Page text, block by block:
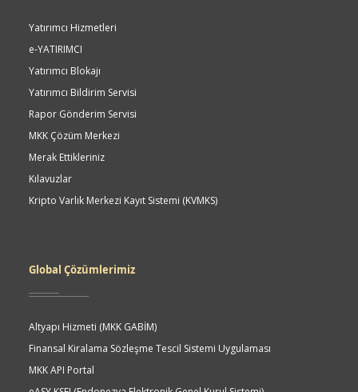
Yatırımcı Hizmetleri
e-YATIRIMCI
Yatırımcı Blokajı
Yatırımcı Bildirim Servisi
Rapor Gönderim Servisi
MKK Çözüm Merkezi
Merak Ettikleriniz
Kılavuzlar
Kripto Varlık Merkezi Kayıt Sistemi (KVMKS)
Global Çözümlerimiz
Altyapı Hizmeti (MKK GABİM)
Finansal Kiralama Sözleşme Tescil Sistemi Uygulaması
MKK API Portal